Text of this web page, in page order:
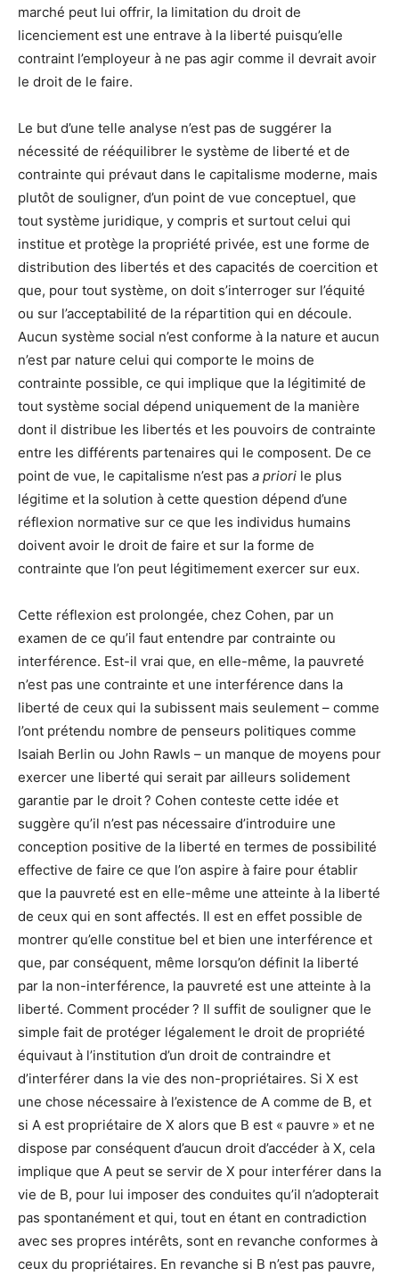
marché peut lui offrir, la limitation du droit de
licenciement est une entrave à la liberté puisqu’elle
contraint l’employeur à ne pas agir comme il devrait avoir
le droit de le faire.
Le but d’une telle analyse n’est pas de suggérer la
nécessité de rééquilibrer le système de liberté et de
contrainte qui prévaut dans le capitalisme moderne, mais
plutôt de souligner, d’un point de vue conceptuel, que
tout système juridique, y compris et surtout celui qui
institue et protège la propriété privée, est une forme de
distribution des libertés et des capacités de coercition et
que, pour tout système, on doit s’interroger sur l’équité
ou sur l’acceptabilité de la répartition qui en découle.
Aucun système social n’est conforme à la nature et aucun
n’est par nature celui qui comporte le moins de
contrainte possible, ce qui implique que la légitimité de
tout système social dépend uniquement de la manière
dont il distribue les libertés et les pouvoirs de contrainte
entre les différents partenaires qui le composent. De ce
point de vue, le capitalisme n’est pas a priori le plus
légitime et la solution à cette question dépend d’une
réflexion normative sur ce que les individus humains
doivent avoir le droit de faire et sur la forme de
contrainte que l’on peut légitimement exercer sur eux.
Cette réflexion est prolongée, chez Cohen, par un
examen de ce qu’il faut entendre par contrainte ou
interférence. Est-il vrai que, en elle-même, la pauvreté
n’est pas une contrainte et une interférence dans la
liberté de ceux qui la subissent mais seulement – comme
l’ont prétendu nombre de penseurs politiques comme
Isaiah Berlin ou John Rawls – un manque de moyens pour
exercer une liberté qui serait par ailleurs solidement
garantie par le droit ? Cohen conteste cette idée et
suggère qu’il n’est pas nécessaire d’introduire une
conception positive de la liberté en termes de possibilité
effective de faire ce que l’on aspire à faire pour établir
que la pauvreté est en elle-même une atteinte à la liberté
de ceux qui en sont affectés. Il est en effet possible de
montrer qu’elle constitue bel et bien une interférence et
que, par conséquent, même lorsqu’on définit la liberté
par la non-interférence, la pauvreté est une atteinte à la
liberté. Comment procéder ? Il suffit de souligner que le
simple fait de protéger légalement le droit de propriété
équivaut à l’institution d’un droit de contraindre et
d’interférer dans la vie des non-propriétaires. Si X est
une chose nécessaire à l’existence de A comme de B, et
si A est propriétaire de X alors que B est « pauvre » et ne
dispose par conséquent d’aucun droit d’accéder à X, cela
implique que A peut se servir de X pour interférer dans la
vie de B, pour lui imposer des conduites qu’il n’adopterait
pas spontanément et qui, tout en étant en contradiction
avec ses propres intérêts, sont en revanche conformes à
ceux du propriétaires. En revanche si B n’est pas pauvre,